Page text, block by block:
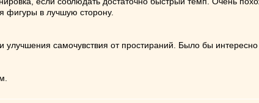
фигуры в лучшую сторону.
самочувствия от простираний. Было бы интересно